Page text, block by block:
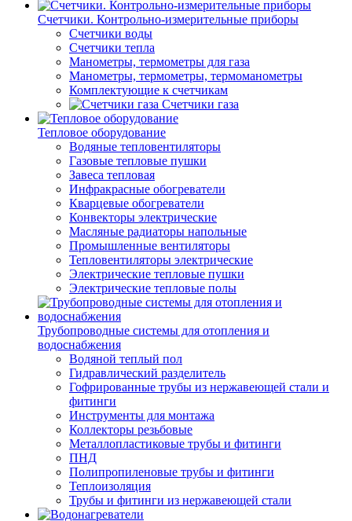
Счетчики. Контрольно-измерительные приборы
Счетчики воды
Счетчики тепла
Манометры, термометры для газа
Манометры, термометры, термоманометры
Комплектующие к счетчикам
Счетчики газа
Тепловое оборудование
Водяные тепловентиляторы
Газовые тепловые пушки
Завеса тепловая
Инфракрасные обогреватели
Кварцевые обогреватели
Конвекторы электрические
Масляные радиаторы напольные
Промышленные вентиляторы
Тепловентиляторы электрические
Электрические тепловые пушки
Электрические тепловые полы
Трубопроводные системы для отопления и
водоснабжения
Водяной теплый пол
Гидравлический разделитель
Гофрированные трубы из нержавеющей стали и
фитинги
Инструменты для монтажа
Коллекторы резьбовые
Металлопластиковые трубы и фитинги
ПНД
Полипропиленовые трубы и фитинги
Теплоизоляция
Трубы и фитинги из нержавеющей стали